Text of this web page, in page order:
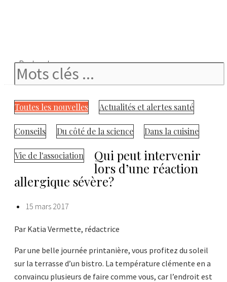
Rechercher
Toutes les nouvelles Actualités et alertes santé
Conseils Du côté de la science Dans la cuisine
Vie de l'association
Qui peut intervenir
lors d’une réaction
allergique sévère?
15 mars 2017
Par Katia Vermette, rédactrice
Par une belle journée printanière, vous profitez du soleil
sur la terrasse d’un bistro. La température clémente en a
convaincu plusieurs de faire comme vous, car l’endroit est